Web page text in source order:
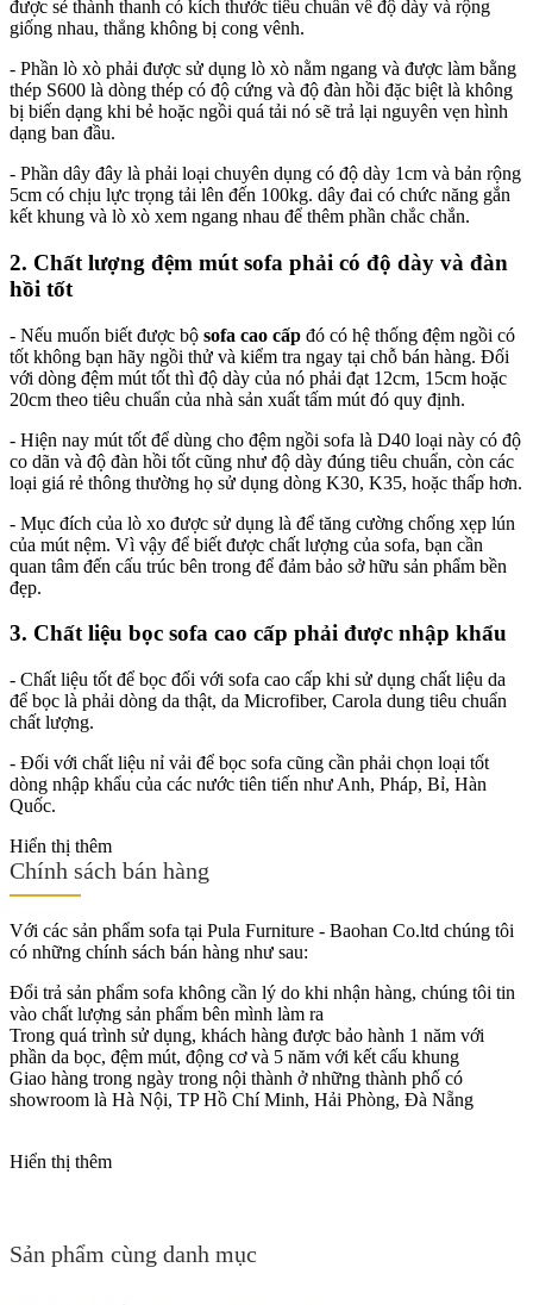
được sẻ thành thanh có kích thước tiêu chuẩn về độ dày và rộng
giống nhau, thẳng không bị cong vênh.
- Phần lò xò phải được sử dụng lò xò nằm ngang và được làm bằng
thép S600 là dòng thép có độ cứng và độ đàn hồi đặc biệt là không
bị biến dạng khi bẻ hoặc ngồi quá tải nó sẽ trả lại nguyên vẹn hình
dạng ban đầu.
- Phần dây đây là phải loại chuyên dụng có độ dày 1cm và bản rộng
5cm có chịu lực trọng tải lên đến 100kg. dây đai có chức năng gắn
kết khung và lò xò xem ngang nhau để thêm phần chắc chắn.
2. Chất lượng đệm mút sofa phải có độ dày và đàn
hồi tốt
- Nếu muốn biết được bộ sofa cao cấp đó có hệ thống đệm ngồi có
tốt không bạn hãy ngồi thử và kiểm tra ngay tại chỗ bán hàng. Đối
với dòng đệm mút tốt thì độ dày của nó phải đạt 12cm, 15cm hoặc
20cm theo tiêu chuẩn của nhà sản xuất tấm mút đó quy định.
- Hiện nay mút tốt để dùng cho đệm ngồi sofa là D40 loại này có độ
co dãn và độ đàn hồi tốt cũng như độ dày đúng tiêu chuẩn, còn các
loại giá rẻ thông thường họ sử dụng dòng K30, K35, hoặc thấp hơn.
- Mục đích của lò xo được sử dụng là để tăng cường chống xẹp lún
của mút nệm. Vì vậy để biết được chất lượng của sofa, bạn cần
quan tâm đến cấu trúc bên trong để đảm bảo sở hữu sản phẩm bền
đẹp.
3. Chất liệu bọc sofa cao cấp phải được nhập khẩu
- Chất liệu tốt để bọc đối với sofa cao cấp khi sử dụng chất liệu da
để bọc là phải dòng da thật, da Microfiber, Carola dung tiêu chuẩn
chất lượng.
- Đối với chất liệu nỉ vải để bọc sofa cũng cần phải chọn loại tốt
dòng nhập khẩu của các nước tiên tiến như Anh, Pháp, Bỉ, Hàn
Quốc.
Hiển thị thêm
Chính sách bán hàng
Với các sản phẩm sofa tại Pula Furniture - Baohan Co.ltd chúng tôi
có những chính sách bán hàng như sau:
Đổi trả sản phẩm sofa không cần lý do khi nhận hàng, chúng tôi tin
vào chất lượng sản phẩm bên mình làm ra
Trong quá trình sử dụng, khách hàng được bảo hành 1 năm với
phần da bọc, đệm mút, động cơ và 5 năm với kết cấu khung
Giao hàng trong ngày trong nội thành ở những thành phố có
showroom là Hà Nội, TP Hồ Chí Minh, Hải Phòng, Đà Nẵng
Hiển thị thêm
Sản phẩm cùng danh mục